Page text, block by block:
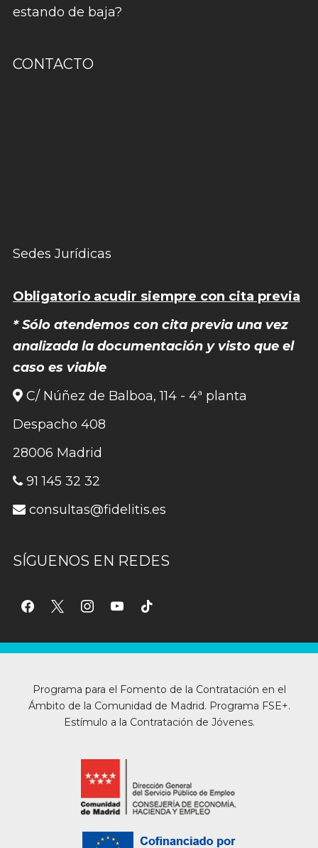
estando de baja?
CONTACTO
Sedes Jurídicas
Obligatorio acudir siempre con cita previa
* Sólo atendemos con cita previa una vez
analizada la documentación y visto que el
caso es viable
C/ Núñez de Balboa, 114 - 4ª planta
Despacho 408
28006 Madrid
91 145 32 32
consultas@fidelitis.es
SÍGUENOS EN REDES
facebook
x instagramyoutubetiktok
Programa para el Fomento de la Contratación en el
Ámbito de la Comunidad de Madrid. Programa FSE+.
Estímulo a la Contratación de Jóvenes.